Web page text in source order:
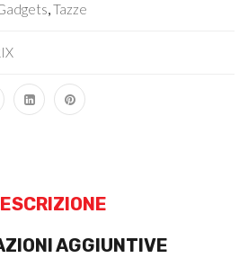
,Tazze
AGGIUNTIVE